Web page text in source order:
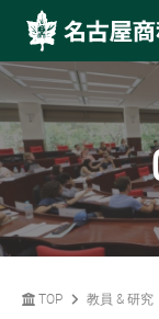
TOP 教員 & 研究